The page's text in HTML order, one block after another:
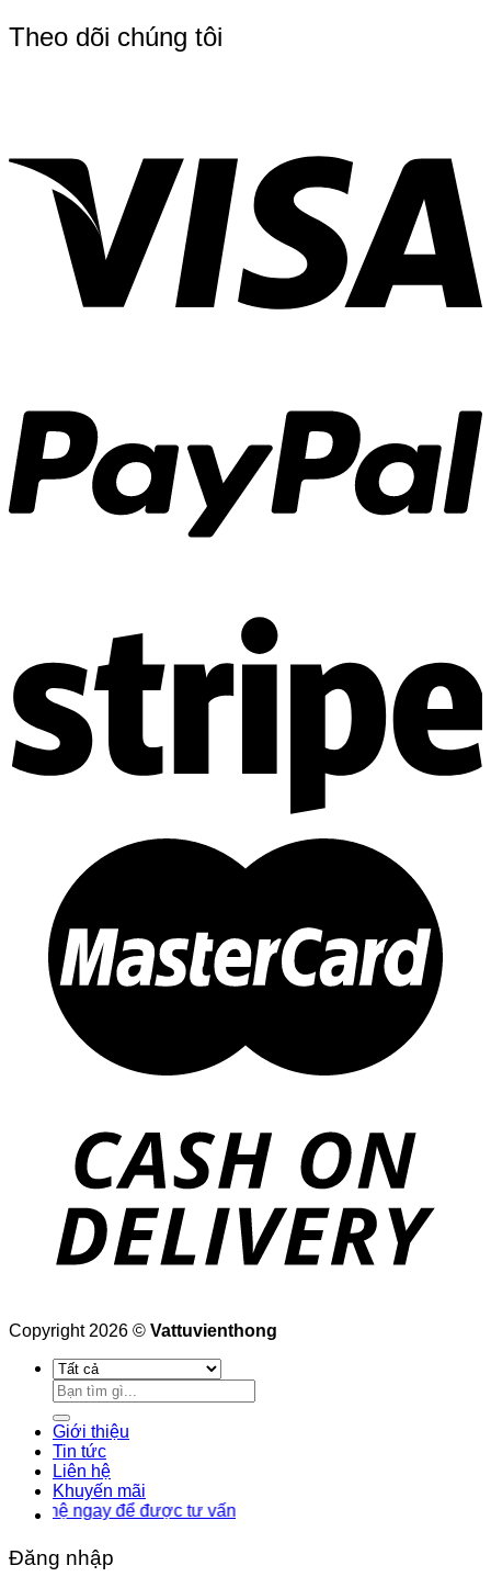
Theo dõi chúng tôi
Copyright 2026 © Vattuvienthong
Tìm
kiếm:
Giới thiệu
Tin tức
Liên hệ
Khuyến mãi
để được tư vấn
Đăng nhập